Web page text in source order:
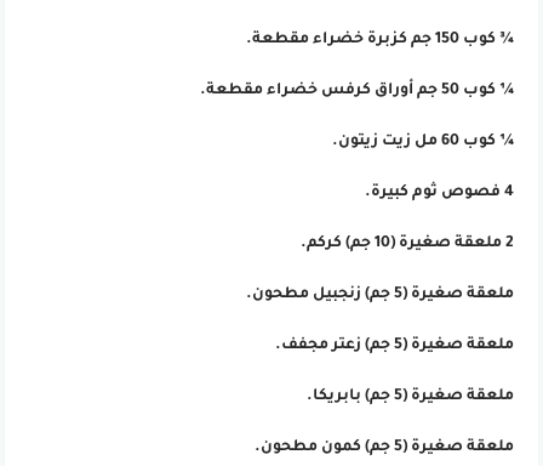
¾ كوب 150 جم كزبرة خضراء مقطعة.
¼ كوب 50 جم أوراق كرفس خضراء مقطعة.
¼ كوب 60 مل زيت زيتون.
4 فصوص ثوم كبيرة.
2 ملعقة صغيرة (10 جم) كركم.
ملعقة صغيرة (5 جم) زنجبيل مطحون.
ملعقة صغيرة (5 جم) زعتر مجفف.
ملعقة صغيرة (5 جم) بابريكا.
ملعقة صغيرة (5 جم) كمون مطحون.